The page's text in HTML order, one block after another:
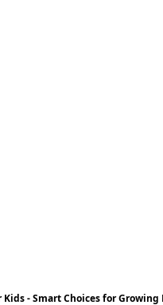
Kids - Smart Choices for Growing